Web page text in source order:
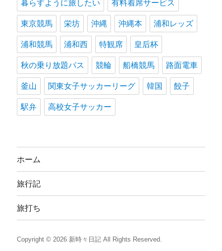
暮らすように旅したい 有料着席サービス
東京競馬 栄坊 沖縄 沖縄本 浦和レッズ
浦和競馬 浦和西 特観席 皇后杯
秋の乗り放題パス 競輪 船橋競馬 路面電車
釜山 関東女子サッカーリーグ 韓国 餃子
駅弁 高校女子サッカー
ホーム
旅行記
旅打ち
Copyright © 2026 新時々日記 All Rights Reserved.